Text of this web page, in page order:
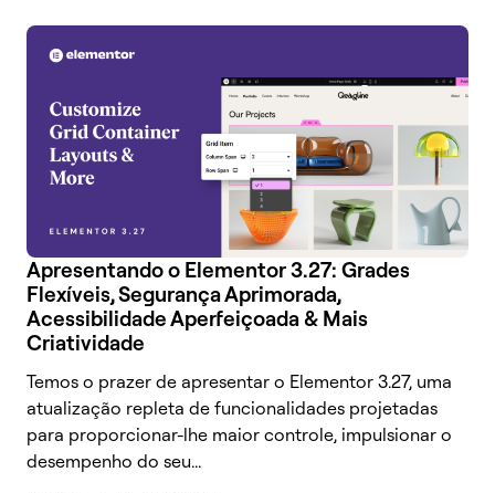
Apresentando o Elementor 3.27: Grades
Flexíveis, Segurança Aprimorada,
Acessibilidade Aperfeiçoada & Mais
Criatividade
Temos o prazer de apresentar o Elementor 3.27, uma
atualização repleta de funcionalidades projetadas
para proporcionar-lhe maior controle, impulsionar o
desempenho do seu...